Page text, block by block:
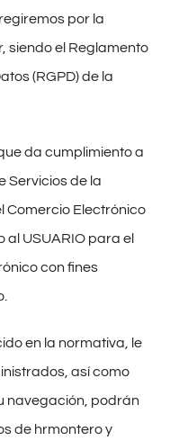
por la
siendo el Reglamento
(RGPD) de la
da cumplimiento a
Servicios de la
Comercio Electrónico
al USUARIO para el
con fines
en la normativa, le
así como
navegación, podrán
de hrmontero y